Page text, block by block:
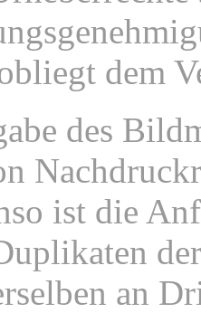
dem
des
ist die
an